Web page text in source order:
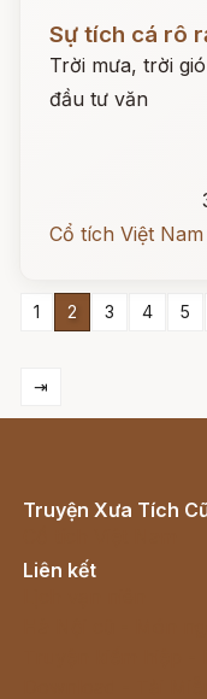
Sự tích cá rô
Trời mưa, trời
đầu tư văn
Cổ tích Việt Nam
1 2 3 4 5
⇥
Truyện Xưa Tích
Liên kết